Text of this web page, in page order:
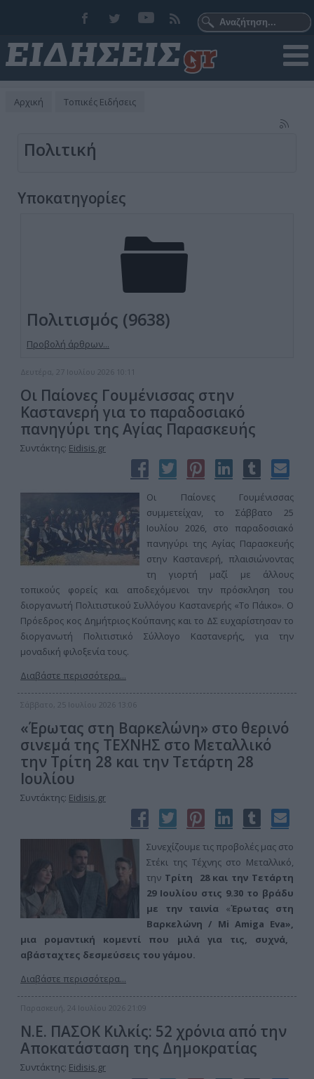
Αρχική Τοπικές Ειδήσεις
Πολιτική
Υποκατηγορίες
Πολιτισμός (9638)
Προβολή άρθρων...
Δευτέρα, 27 Ιουλίου 2026 10:11
Οι Παίονες Γουμένισσας στην
Καστανερή για το παραδοσιακό
πανηγύρι της Αγίας Παρασκευής
Συντάκτης: Eidisis.gr
Οι Παίονες Γουμένισσας
συμμετείχαν, το Σάββατο 25
Ιουλίου 2026, στο παραδοσιακό
πανηγύρι της Αγίας Παρασκευής
στην Καστανερή, πλαισιώνοντας
τη γιορτή μαζί με άλλους
τοπικούς φορείς και αποδεχόμενοι την πρόσκληση του
διοργανωτή Πολιτιστικού Συλλόγου Καστανερής «Το Πάικο». Ο
Πρόεδρος κος Δημήτριος Κούπανης και το ΔΣ ευχαρίστησαν το
διοργανωτή Πολιτιστικό Σύλλογο Καστανερής, για την
μοναδική φιλοξενία τους.
Διαβάστε περισσότερα...
Σάββατο, 25 Ιουλίου 2026 13:06
«Έρωτας στη Βαρκελώνη» στο θερινό
σινεμά της ΤΕΧΝΗΣ στο Μεταλλικό
την Τρίτη 28 και την Τετάρτη 28
Ιουλίου
Συντάκτης: Eidisis.gr
Συνεχίζουμε τις προβολές μας στο
Στέκι της Τέχνης στο Μεταλλικό,
την Τρίτη 28 και την Τετάρτη
29 Ιουλίου στις 9.30 το βράδυ
με την ταινία «Έρωτας στη
Βαρκελώνη / Mi Amiga Eva»,
μια ρομαντική κομεντί που μιλά για τις, συχνά,
αβάσταχτες δεσμεύσεις του γάμου.
Διαβάστε περισσότερα...
Παρασκευή, 24 Ιουλίου 2026 21:09
Ν.Ε. ΠΑΣΟΚ Κιλκίς: 52 χρόνια από την
Αποκατάσταση της Δημοκρατίας
Συντάκτης: Eidisis.gr